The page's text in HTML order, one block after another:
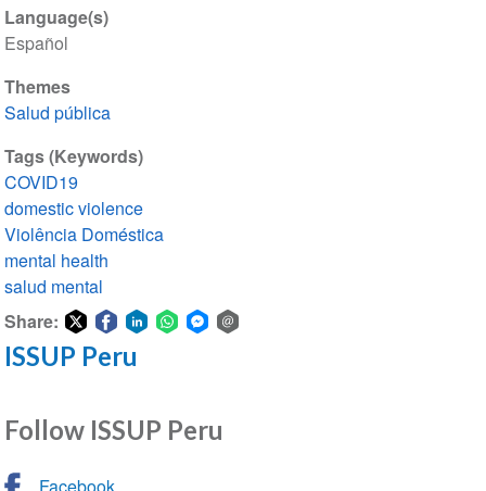
Language(s)
Español
Themes
Salud pública
Tags (Keywords)
COVID19
domestic violence
Violência Doméstica
mental health
salud mental
Share:
ShareShareShare
Messenger
ISSUP Peru
Follow ISSUP Peru
Facebook